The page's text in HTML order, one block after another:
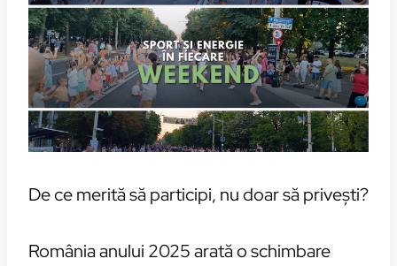
De ce merită să participi, nu doar să privești?
România anului 2025 arată o schimbare